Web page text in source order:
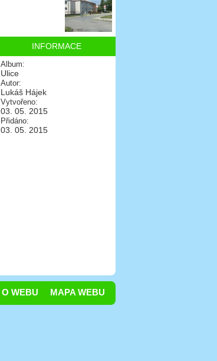
INFORMACE
Album:
Ulice
Autor:
Lukáš Hájek
Vytvořeno:
03. 05. 2015
Přidáno:
03. 05. 2015
MAPA WEBU
O WEBU